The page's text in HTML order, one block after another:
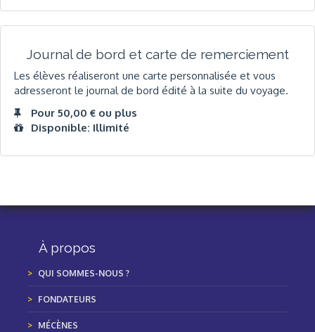
Journal de bord et carte de remerciement
Les élèves réaliseront une carte personnalisée et vous
adresseront le journal de bord édité à la suite du voyage.
Pour 50,00 € ou plus
Disponible: Illimité
À propos
QUI SOMMES-NOUS ?
FONDATEURS
MÉCÈNES